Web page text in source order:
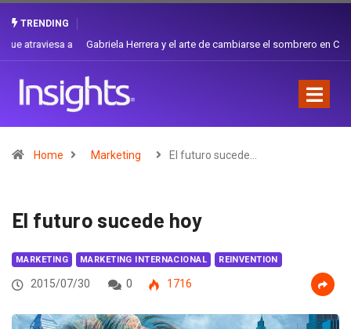
TRENDING
Gabriela Herrera y el arte de cambiarse el sombrero en Corporación
Home Marketing El futuro sucede…
El futuro sucede hoy
MARKETING MARKETING INTERNACIONAL REINVENTION
2015/07/30 0 1716